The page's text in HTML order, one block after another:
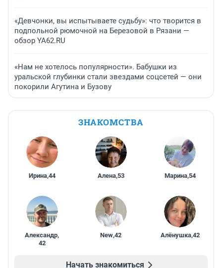
«Девчонки, вы испытываете судьбу»: что творится в
подпольной рюмочной на Березовой в Рязани —
обзор YA62.RU
«Нам не хотелось популярности». Бабушки из
уральской глубинки стали звездами соцсетей — они
покорили Агутина и Бузову
ЗНАКОМСТВА
Ирина,44 Алена,53 Марина,54
Александр,
42
New,42 Алёнушка,42
Начать знакомиться